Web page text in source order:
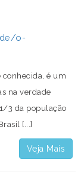
o-
é um
na verdade
3 da população
[...]
Veja Mais